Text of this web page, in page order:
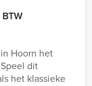
Hoorn het
dit
het klassieke